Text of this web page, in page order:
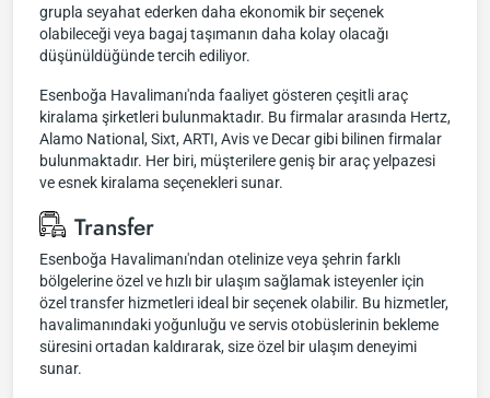
grupla seyahat ederken daha ekonomik bir seçenek
olabileceği veya bagaj taşımanın daha kolay olacağı
düşünüldüğünde tercih ediliyor.
Esenboğa Havalimanı'nda faaliyet gösteren çeşitli araç
kiralama şirketleri bulunmaktadır. Bu firmalar arasında Hertz,
Alamo National, Sixt, ARTI, Avis ve Decar gibi bilinen firmalar
bulunmaktadır. Her biri, müşterilere geniş bir araç yelpazesi
ve esnek kiralama seçenekleri sunar.
Transfer
Esenboğa Havalimanı'ndan otelinize veya şehrin farklı
bölgelerine özel ve hızlı bir ulaşım sağlamak isteyenler için
özel transfer hizmetleri ideal bir seçenek olabilir. Bu hizmetler,
havalimanındaki yoğunluğu ve servis otobüslerinin bekleme
süresini ortadan kaldırarak, size özel bir ulaşım deneyimi
sunar.